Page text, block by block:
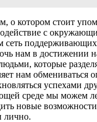
о котором стоит
с
сеть
нам в достижении
которые
нам обмениваться
успехами
среде мы можем
новые
лично.